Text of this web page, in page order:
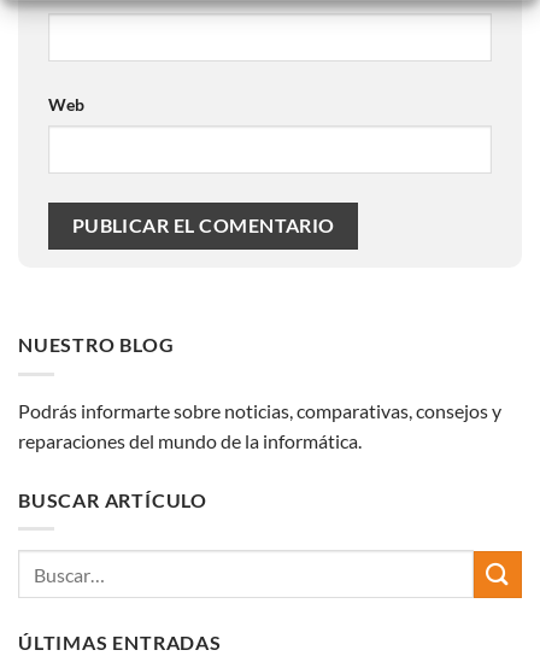
Web
NUESTRO BLOG
Podrás informarte sobre noticias, comparativas, consejos y
reparaciones del mundo de la informática.
BUSCAR ARTÍCULO
ÚLTIMAS ENTRADAS